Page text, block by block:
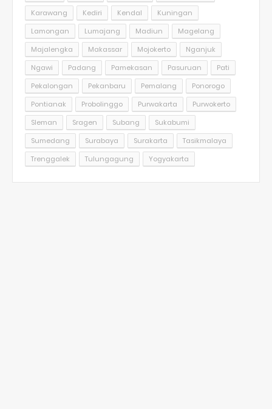
Karawang
Kediri Kendal
Kuningan
Lamongan
Lumajang Madiun
Magelang
Majalengka
Makassar Mojokerto
Nganjuk
Ngawi
Padang Pamekasan Pasuruan
Pati
Pekalongan
Pekanbaru Pemalang
Ponorogo
Pontianak
Probolinggo Purwakarta
Purwokerto
Sleman
Sragen Subang
Sukabumi
Sumedang
Surabaya Surakarta
Tasikmalaya
Trenggalek
Tulungagung Yogyakarta